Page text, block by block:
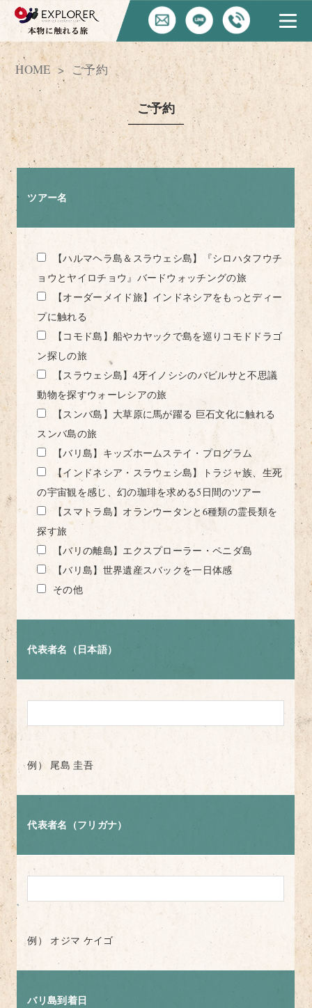
HOME ご予約
ご予約
ツアー名
【ハルマヘラ島＆スラウェシ島】『シロハタフウチ
ョウとヤイロチョウ』バードウォッチングの旅
【オーダーメイド旅】インドネシアをもっとディー
プに触れる
【コモド島】船やカヤックで島を巡りコモドドラゴ
ン探しの旅
【スラウェシ島】4牙イノシシのバビルサと不思議
動物を探すウォーレシアの旅
【スンバ島】大草原に馬が躍る 巨石文化に触れる
スンバ島の旅
【バリ島】キッズホームステイ・プログラム
【インドネシア・スラウェシ島】トラジャ族、生死
の宇宙観を感じ、幻の珈琲を求める5日間のツアー
【スマトラ島】オランウータンと6種類の霊長類を
探す旅
【バリの離島】エクスプローラー・ペニダ島
【バリ島】世界遺産スバックを一日体感
その他
代表者名（日本語）
例） 尾島 圭吾
代表者名（フリガナ）
例） オジマ ケイゴ
バリ島到着日